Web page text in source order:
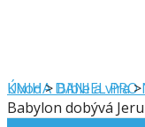
KNIHA DANIEL PRO
Úvod>Bible a víra>
Babylon dobývá